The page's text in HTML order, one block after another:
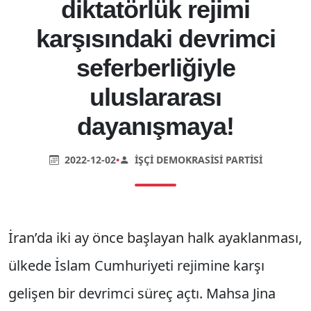
diktatörlük rejimi
karşısındaki devrimci
seferberliğiyle
uluslararası
dayanışmaya!
2022-12-02• İŞÇI DEMOKRASISI PARTISI
İran’da iki ay önce başlayan halk ayaklanması,
ülkede İslam Cumhuriyeti rejimine karşı
gelişen bir devrimci süreç açtı. Mahsa Jina